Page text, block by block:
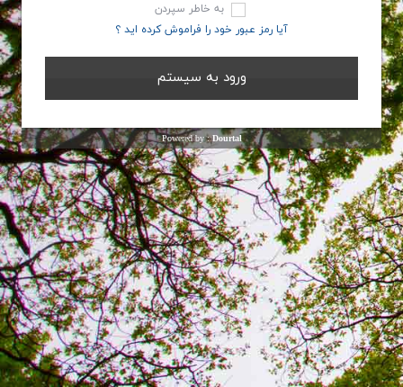
به خاطر سپردن
آیا رمز عبور خود را فراموش کرده اید ؟
Powered by :Dourtal